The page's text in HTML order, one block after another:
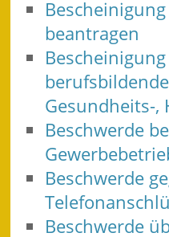
beantragen
Gesundheits-,
Beschwerde
Beschwerde
Beschwerde